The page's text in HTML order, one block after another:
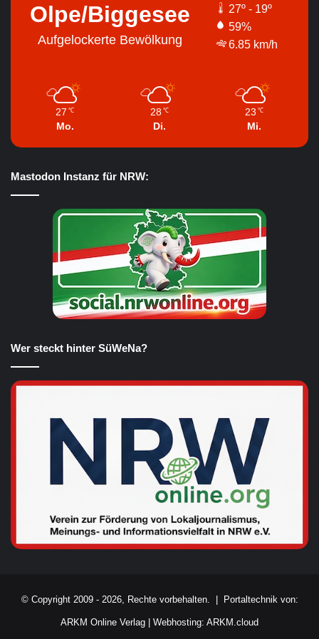
Olpe/Biggesee
Aufgelockerte Bewölkung
27º - 19º
59%
6.85 km/h
27 ℃
Mo.
28 ℃
Di.
23 ℃
Mi.
Mastodon Instanz für NRW:
Wer steckt hinter SüWeNa?
© Copyright 2009 - 2026, Rechte vorbehalten. | Portaltechnik von:
ARKM Online Verlag Webhosting: ARKM.cloud